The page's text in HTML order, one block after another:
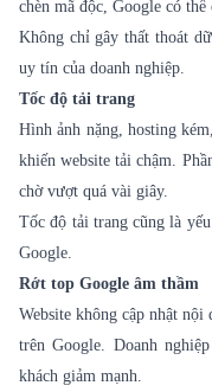
chèn mã độc, Google có thể
Không chỉ gây thất thoát
uy tín của doanh nghiệp.
Tốc độ tải trang
Hình ảnh nặng, hosting
khiến website tải chậm.
chờ vượt quá vài giây.
Tốc độ tải trang cũng là
Google.
Rớt top Google âm thầm
Website không cập nhật
trên Google. Doanh
khách giảm mạnh.